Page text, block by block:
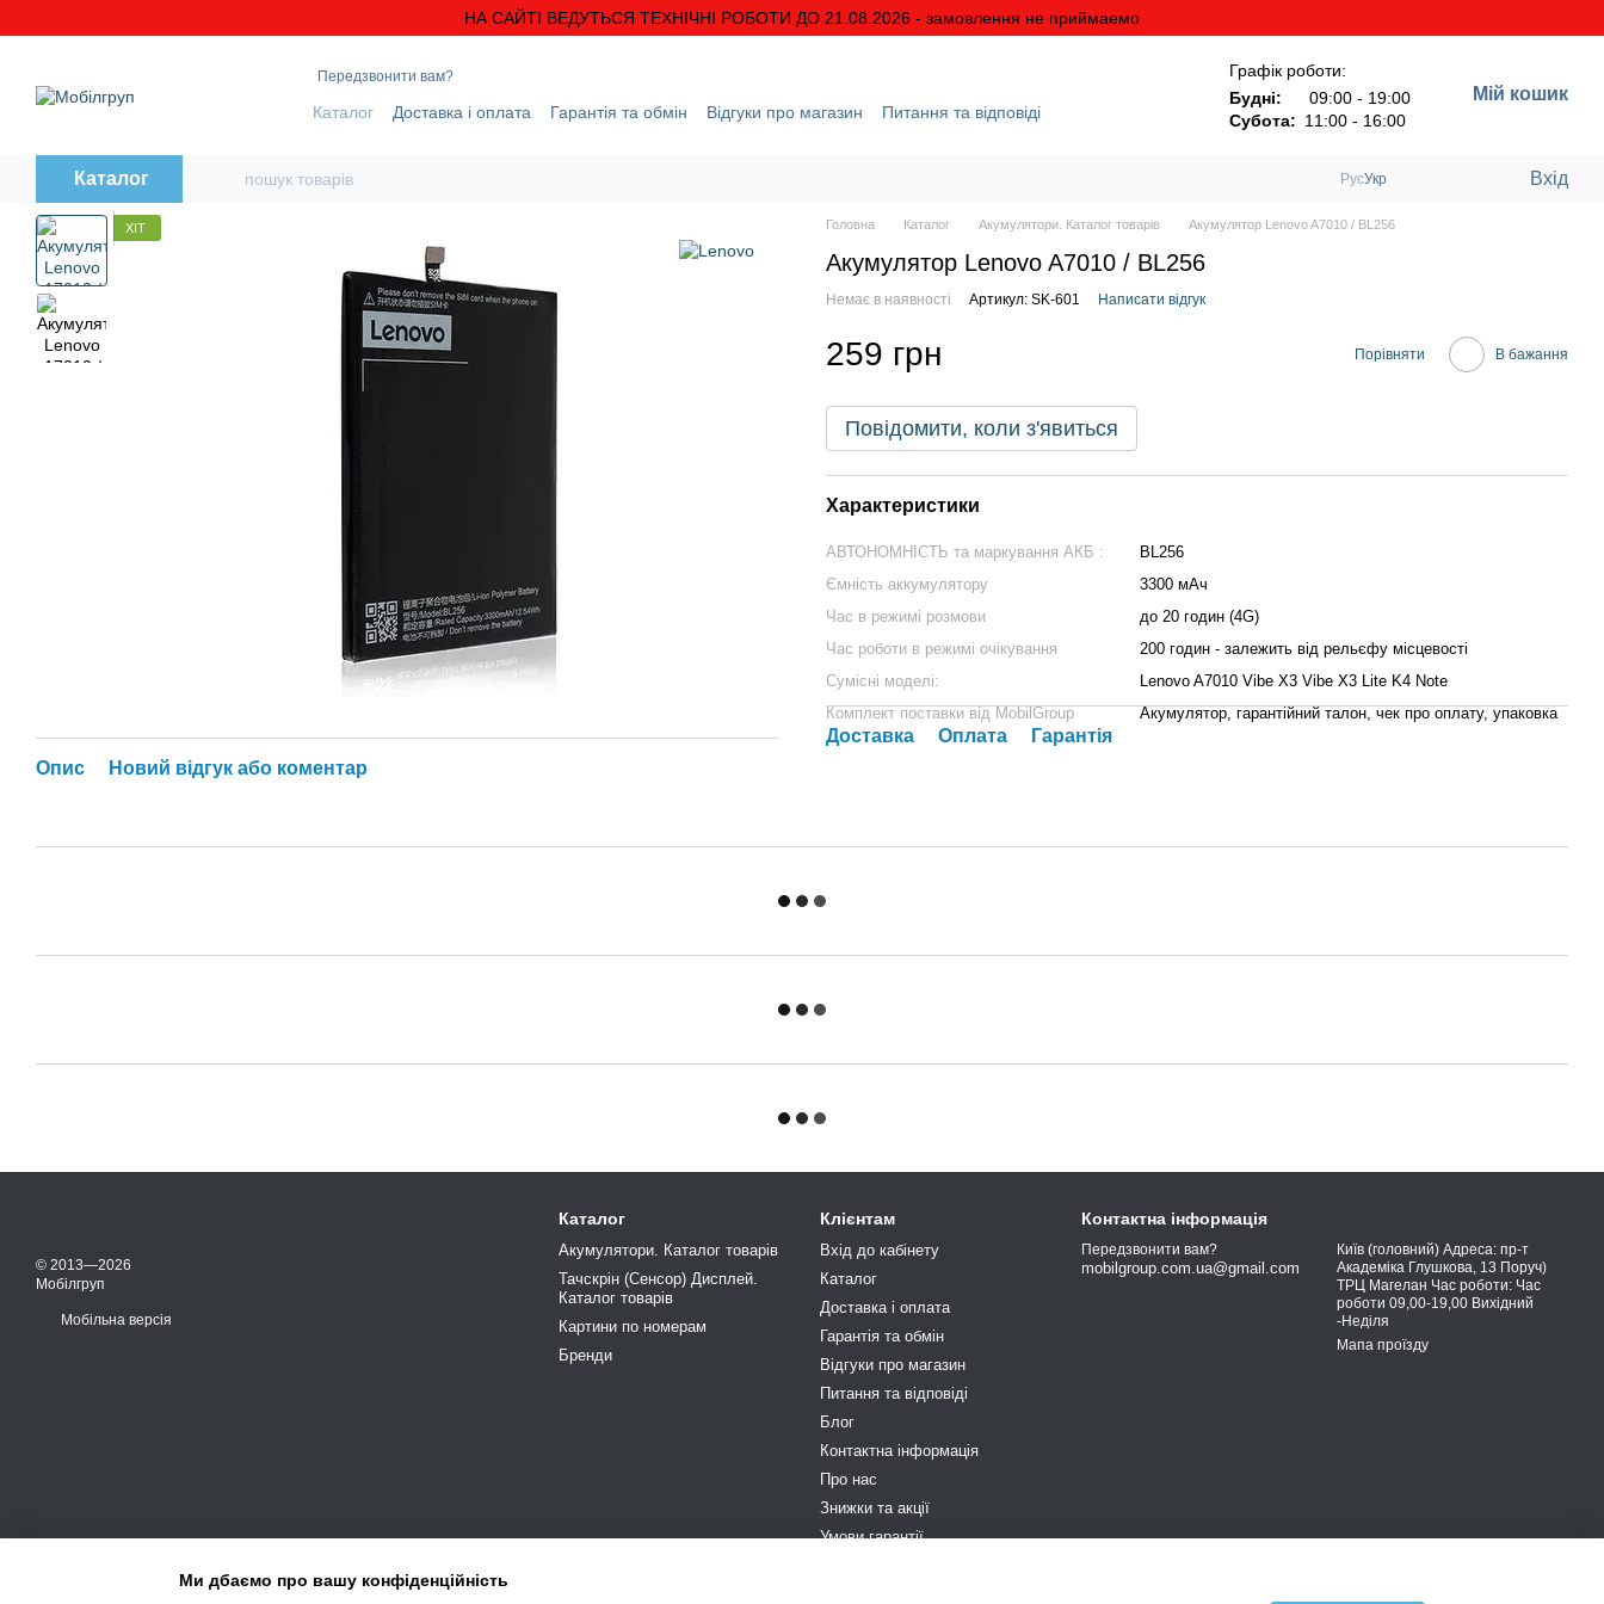
НА САЙТІ ВЕДУТЬСЯ ТЕХНІЧНІ РОБОТИ ДО 21.08.2026 - замовлення не приймаемо
Передзвонити вам?
Каталог Доставка і оплата Гарантія та обмін Відгуки про магазин
Питання та відповіді
Графік роботи:
Будні:
09:00 - 19:00
Субота: 11:00 - 16:00
Мій кошик
Каталог РусУкр Вхід
ХІТ
Опис Новий відгук або коментар
Головна Каталог Акумулятори. Каталог товарів Акумулятор Lenovo A7010 / BL256
Акумулятор Lenovo A7010 / BL256
Немає в наявності Артикул: SK-601 Написати відгук
259 грн Порівняти В бажання
Повідомити, коли з'явиться
Характеристики
АВТОНОМНІСТЬ та маркування АКБ :
BL256
Ємність аккумулятору
3300 мАч
Час в режимі розмови
до 20 годин (4G)
Час роботи в режимі очікування
200 годин - залежить від рельєфу місцевості
Сумісні моделі:
Lenovo A7010 Vibe X3 Vibe X3 Lite K4 Note
Комплект поставки від MobilGroup
Акумулятор, гарантійний талон, чек про оплату, упаковка
Доставка Оплата Гарантія
© 2013—2026
Мобілгруп
Мобільна версія
Каталог
Акумулятори. Каталог товарів
Тачскрін (Сенсор) Дисплей.
Каталог товарів
Картини по номерам
Бренди
Клієнтам
Вхід до кабінету
Каталог
Доставка і оплата
Гарантія та обмін
Відгуки про магазин
Питання та відповіді
Блог
Контактна інформація
Про нас
Знижки та акції
Умови гарантії
Контактна інформація
Передзвонити вам?
mobilgroup.com.ua@gmail.com
Київ (головний) Адреса: пр-т
Академіка Глушкова, 13 Поруч)
ТРЦ Магелан Час роботи: Час
роботи 09,00-19,00 Вихідний
-Неділя
Мапа проїзду
Ми дбаємо про вашу конфіденційність